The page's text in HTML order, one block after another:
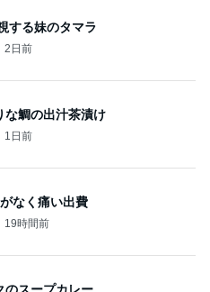
する妹のタマラ
2日前
な鯛の出汁茶漬け
1日前
なく痛い出費
19時間前
のスープカレー